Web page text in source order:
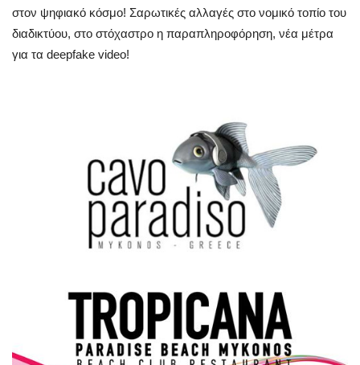
Sport
Sustainability
Cost Of Living Crisis
Opinion + Analysis
στον ψηφιακό κόσμο! Σαρωτικές αλλαγές στο νομικό τοπίο του
διαδικτύου, στο στόχαστρο η παραπληροφόρηση, νέα μέτρα
για τα deepfake video!